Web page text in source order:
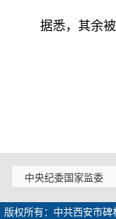
据悉，其余
版权所有：中共西安市